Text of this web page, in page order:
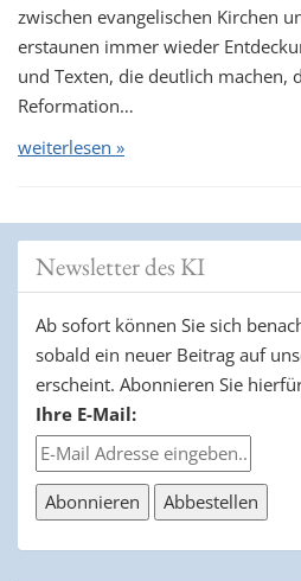
zwischen evangelischen Kirchen
erstaunen immer wieder
und Texten, die deutlich machen,
Reformation…
weiterlesen »
Newsletter des KI
Ab sofort können Sie sich
sobald ein neuer Beitrag auf
erscheint. Abonnieren Sie
Ihre E-Mail: